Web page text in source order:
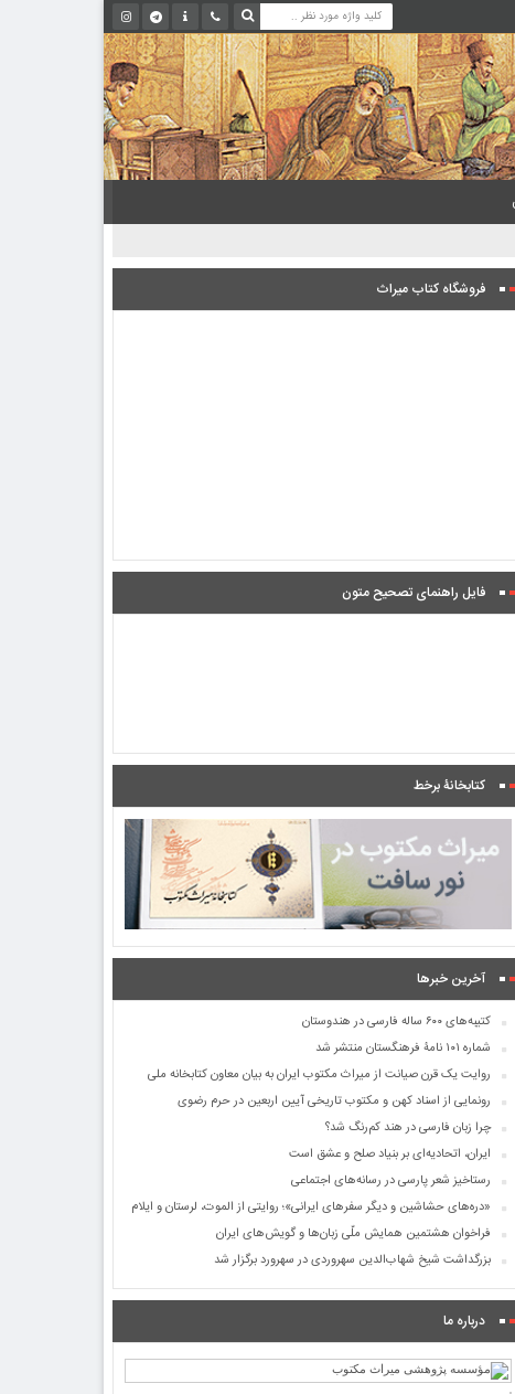
فروشگاه کتاب میراث
فایل راهنمای تصحیح متون
کتابخانۀ برخط
آخرین خبرها
کتیبه‌های ۶۰۰ ساله فارسی در هندوستان
شماره ۱۰۱ نامۀ فرهنگستان منتشر شد
روایت یک قرن صیانت از میراث مکتوب ایران به بیان معاون کتابخانه ملی
رونمایی از اسناد کهن و مکتوب تاریخی آیین اربعین در حرم رضوی
چرا زبان فارسی در هند کم‌رنگ شد؟
ایران، اتحادیه‌ای بر بنیاد صلح و عشق است
رستاخیز شعر پارسی در رسانه‌های اجتماعی
«دره‌های حشاشین و دیگر سفرهای ایرانی»؛ روایتی از الموت، لرستان و ایلام
فراخوان هشتمین همایش ملّی زبان‌ها و گویش‌های ایران
بزرگداشت شیخ شهاب‌الدین سهروردی در سهرورد برگزار شد
درباره ما